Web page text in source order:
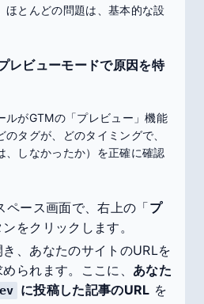
ほとんどの問題は、基本的な設
レビューモードで原因を特
ルがGTMの「プレビュー」機能
タグが、どのタイミングで、
、しなかったか）を正確に確認
ペース画面で、右上の「プ
ンをクリックします。
、あなたのサイトのURLを
られます。ここに、 あなた
に投稿した記事のURL を